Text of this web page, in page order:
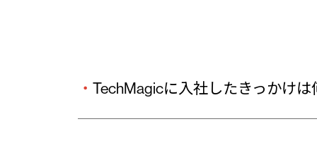
・ TechMagicに入社したきっかけは